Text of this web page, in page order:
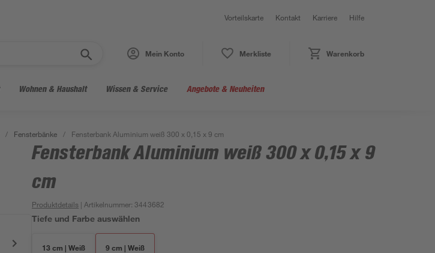
Vorteilskarte Kontakt Karriere Hilfe
Mein Konto Merkliste Warenkorb
Wohnen & Haushalt Wissen & Service Angebote & Neuheiten
/ Fensterbänke / Fensterbank Aluminium weiß 300 x 0,15 x 9 cm
Fensterbank Aluminium weiß 300 x 0,15 x 9
cm
Produktdetails | Artikelnummer:3443682
Tiefe und Farbe auswählen
13 cm | Weiß 9 cm | Weiß